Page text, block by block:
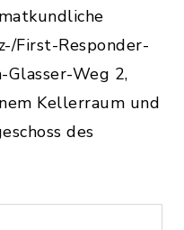
First-Responder-
Weg 2,
Kellerraum und
des